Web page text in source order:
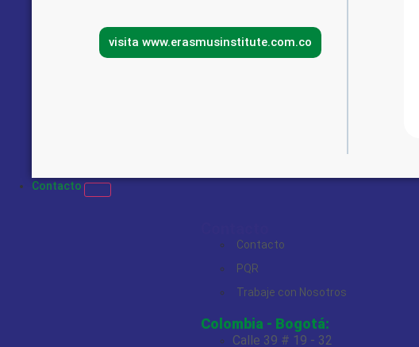
visita www.erasmusinstitute.com.co
Contacto
Contacto
PQR
Trabaje con Nosotros
Colombia - Bogotá:
Calle 39 # 19 - 32